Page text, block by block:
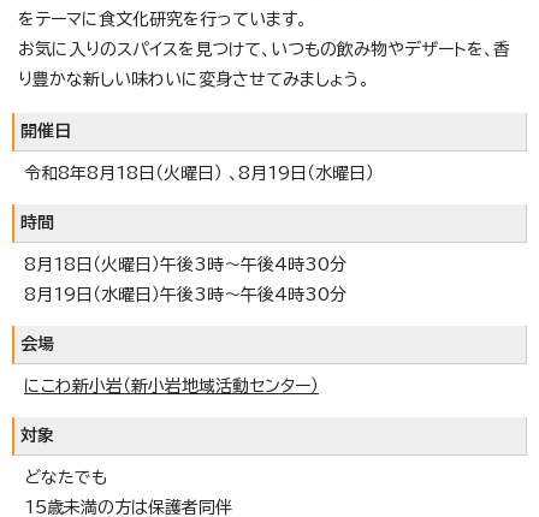
をテーマに食文化研究を行っています。
お気に入りのスパイスを見つけて、いつもの飲み物やデザートを、香
り豊かな新しい味わいに変身させてみましょう。
開催日
令和8年8月18日（火曜日） 、8月19日（水曜日）
時間
8月18日（火曜日）午後3時～午後4時30分
8月19日（水曜日）午後3時～午後4時30分
会場
にこわ新小岩（新小岩地域活動センター）
対象
どなたでも
15歳未満の方は保護者同伴